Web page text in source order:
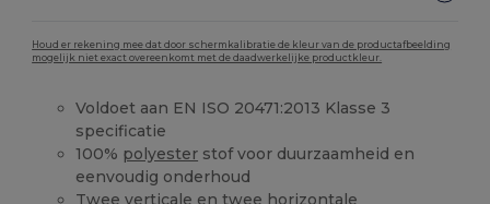
Houd er rekening mee dat door schermkalibratie de kleur van de productafbeelding
mogelijk niet exact overeenkomt met de daadwerkelijke productkleur.
Voldoet aan EN ISO 20471:2013 Klasse 3
specificatie
100% polyester stof voor duurzaamheid en
eenvoudig onderhoud
Twee verticale en twee horizontale